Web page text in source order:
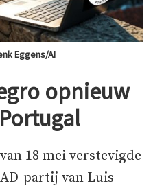
Eggens/AI
opnieuw
18 mei verstevigde
partij van Luis